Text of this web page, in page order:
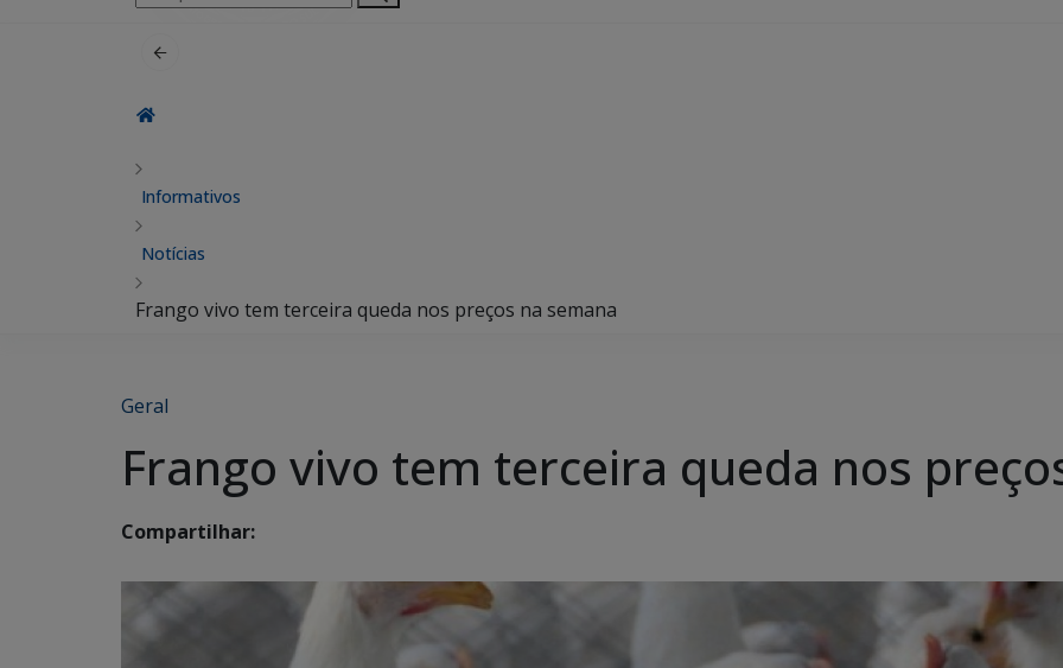
por:
Informativos
Notícias
Frango vivo tem terceira queda nos preços na semana
Geral
Frango vivo tem terceira queda nos
Compartilhar: